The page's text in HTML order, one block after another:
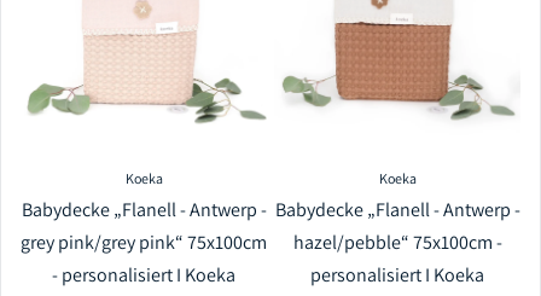
Koeka
Babydecke „Flanell - Antwerp -
grey pink/grey pink“ 75x100cm
- personalisiert I Koeka
Koeka
Babydecke „Flanell - Antwerp -
hazel/pebble“ 75x100cm -
personalisiert I Koeka